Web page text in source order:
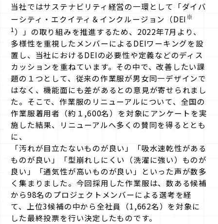
当社ではサステナビリティ経営の一環として「ダイバ
ーシティ・エクイティ＆インクルージョン（DEI ※
1）」の取り組みを推進するため、2022年7月より、
多様性を重視したメンバーによるDEIワーキングを設
置し、当社におけるDEIの必要性や定義などのディス
カッションを重ねています。その中で、改善したい課
題の１つとして、従来の作業服が男女同一デザインで
はなく、機能面にも差があるとの意見が寄せられまし
た。そこで、作業服のリニューアルについて、全国の
作業服着用者（約１,600名）を対象にアンケートを実
施した結果、リニューアルへ多くの賛同を得るととも
に、
「汚れが目立たないものが良い」「吸水速乾性がある
ものが良い」「型崩れしにくい（洗濯に強い）ものが
良い」「通気性が高いものが良い」といった声が数多
く集まりました。今回採用した作業服は、数ある候補
から98名のプロジェクトメンバーによる選考を経
て、上位3候補の中から全社員（1,662名）を対象に
した最終投票を行い決定したものです。